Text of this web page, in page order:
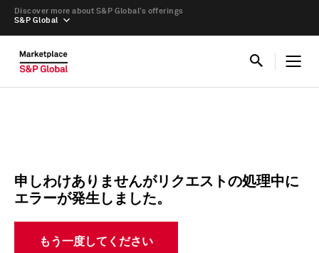
S&P Global
Discover more about S&P Global’s offerings
申しわけありませんがリクエストの処理中に
エラーが発生しました。
もう一度してください